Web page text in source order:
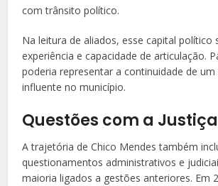
com trânsito político.
Na leitura de aliados, esse capital político
experiência e capacidade de articulação.
poderia representar a continuidade de
influente no município.
Questões com a Justiça
A trajetória de Chico Mendes também
questionamentos administrativos e
maioria ligados a gestões anteriores. Em